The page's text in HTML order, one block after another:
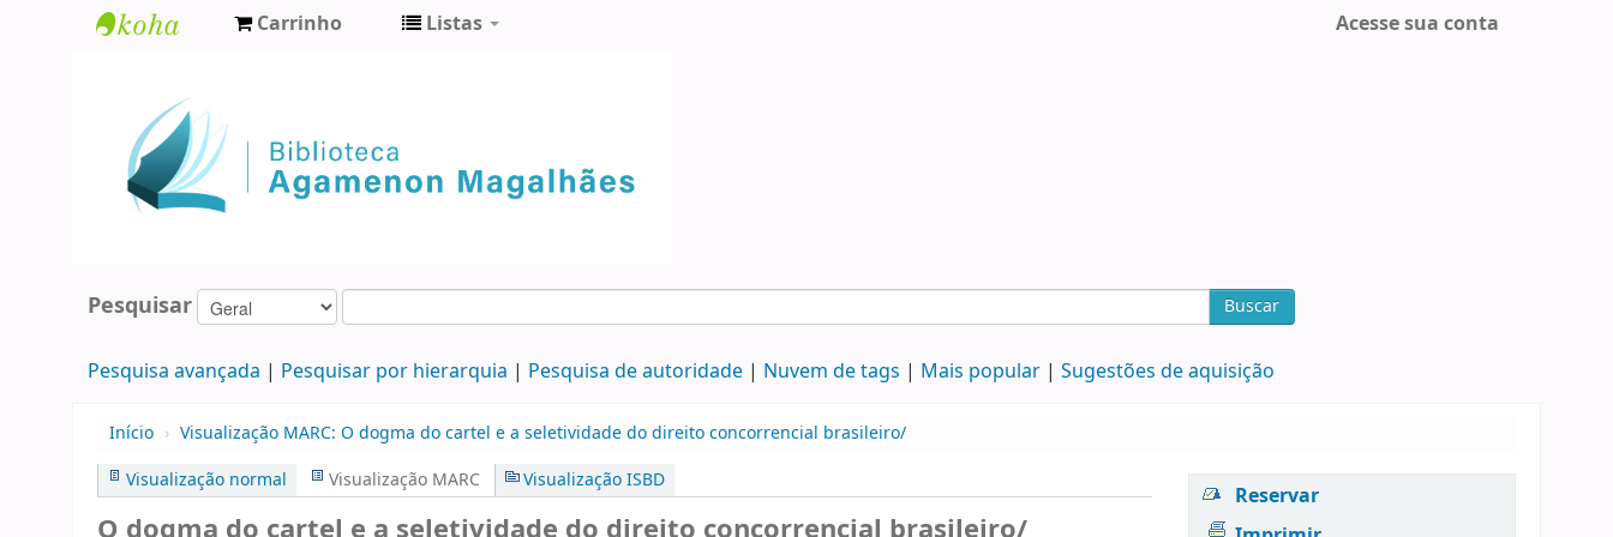
Agamenon
Magalhães
Carrinho Listas Acesse sua conta
Pesquisar Buscar
Pesquisa avançada Pesquisar por hierarquia Pesquisa de autoridade Nuvem de tags Mais popular Sugestões de aquisição
Início › Visualização MARC: O dogma do cartel e a seletividade do direito concorrencial brasileiro/
Visualização normal
Visualização MARC Visualização ISBD
Reservar